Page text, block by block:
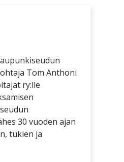
Tom Anthoni
ry:lle
30 vuoden ajan
tukien ja